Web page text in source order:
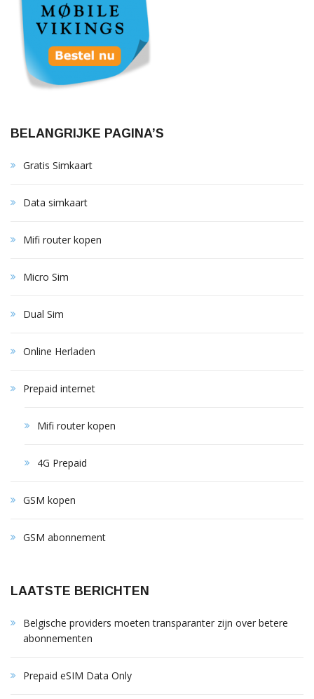
BELANGRIJKE PAGINA’S
Gratis Simkaart
Data simkaart
Mifi router kopen
Micro Sim
Dual Sim
Online Herladen
Prepaid internet
Mifi router kopen
4G Prepaid
GSM kopen
GSM abonnement
LAATSTE BERICHTEN
Belgische providers moeten transparanter zijn over betere
abonnementen
Prepaid eSIM Data Only